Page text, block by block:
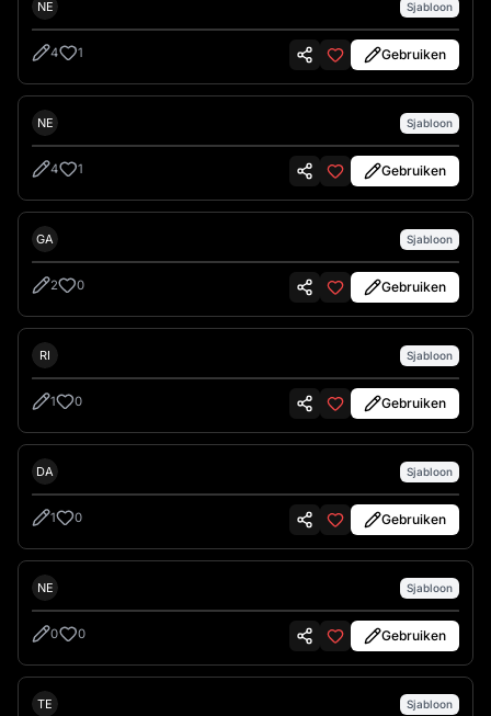
NE Sjabloon
4 1 Gebruiken
NE Sjabloon
4 1 Gebruiken
GA Sjabloon
2 0 Gebruiken
RI Sjabloon
1 0 Gebruiken
DA Sjabloon
1 0 Gebruiken
NE Sjabloon
0 0 Gebruiken
TE Sjabloon